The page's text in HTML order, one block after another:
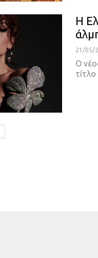
Η
21/05/
Ο